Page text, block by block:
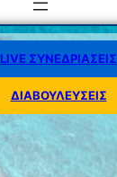
LIVE ΣΥΝΕΔΡΙΑΣΕΙΣ
ΔΙΑΒΟΥΛΕΥΣΕΙΣ